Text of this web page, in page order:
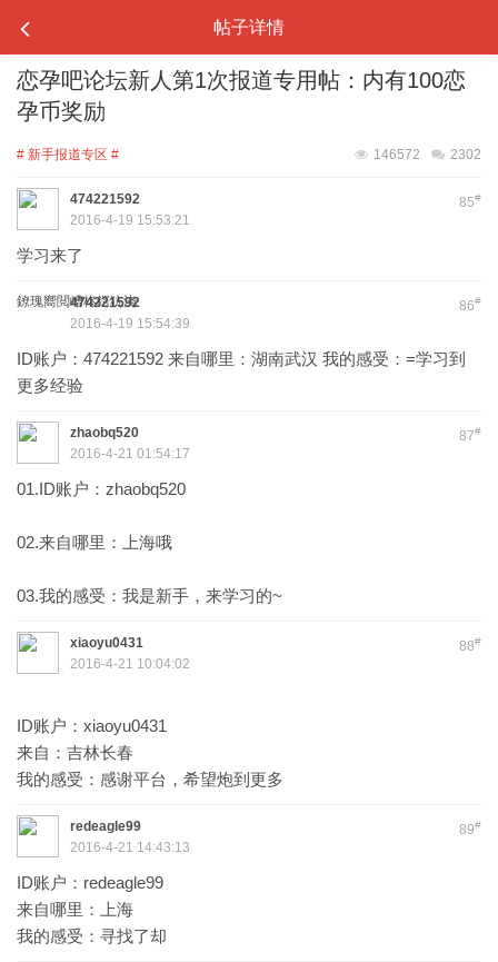
帖子详情
恋孕吧论坛新人第1次报道专用帖：内有100恋
孕币奖励
# 新手报道专区 # 2302
146572
85#
474221592
2016-4-19 15:53:21
学习来了
鐐瑰嚮閲嶆柊鍔犺浇 86#
474221592
2016-4-19 15:54:39
ID账户：474221592 来自哪里：湖南武汉 我的感受：=学习到
更多经验
87#
zhaobq520
2016-4-21 01:54:17
01.ID账户：zhaobq520
02.来自哪里：上海哦
03.我的感受：我是新手，来学习的~
88#
xiaoyu0431
2016-4-21 10:04:02
ID账户：xiaoyu0431
来自：吉林长春
我的感受：感谢平台，希望炮到更多
89#
redeagle99
2016-4-21 14:43:13
ID账户：redeagle99
来自哪里：上海
我的感受：寻找了却